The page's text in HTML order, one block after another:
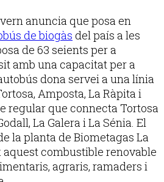
anuncia que posa en
de biogàs del país a les
de 63 seients per a
amb una capacitat per a
dona servei a una línia
Amposta, La Ràpita i
regular que connecta Tortosa
La Galera i La Sénia. El
la planta de Biometagas La
aquest combustible renovable
agraris, ramaders i